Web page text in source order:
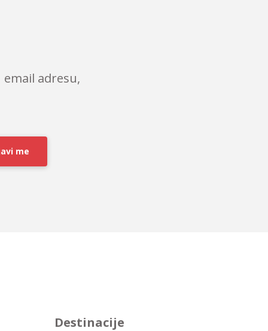
adresu,
me
Destinacije